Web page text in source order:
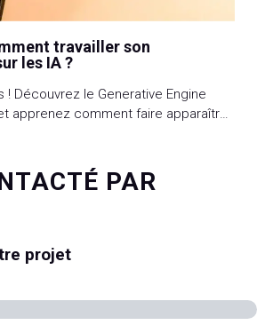
travailler son
les IA ?
! Découvrez le Generative Engine
apprenez comment faire apparaître
PAR
projet